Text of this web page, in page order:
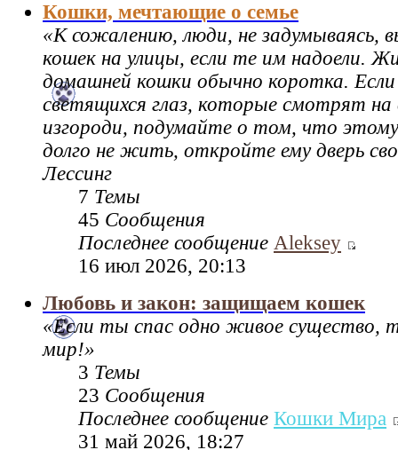
Кошки, мечтающие о семье
«К сожалению, люди, не задумываясь,
кошек на улицы, если те им надоели.
домашней кошки обычно коротка.
светящихся глаз, которые смотрят на
изгороди, подумайте о том, что
долго не жить, откройте ему дверь
Лессинг
7 Темы
45 Сообщения
Последнее сообщение Aleksey
16 июл 2026, 20:13
Любовь и закон: защищаем кошек
«Если ты спас одно живое существо,
мир!»
3 Темы
23 Сообщения
Последнее сообщение Кошки Мира
31 май 2026, 18:27